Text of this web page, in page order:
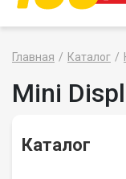
Главная Каталог
Mini
Каталог